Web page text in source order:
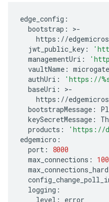
edge_config :
bootstrap : >-
https : //
jwt_public_key :
managementUri :
vaultName :
authUri : 'https://
baseUri : >-
https : //
bootstrapMessage :
keySecretMessage :
products :
'https://
edgemicro :
port :
8000
max_connections :
max_connections_hard
logging :
level :
error